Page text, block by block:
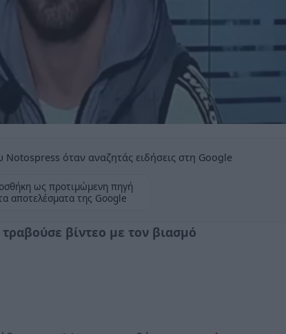
όταν αναζητάς ειδήσεις στη Google
ως προτιμώμενη πηγή
αποτελέσματα της Google
βίντεο με τον βιασμό